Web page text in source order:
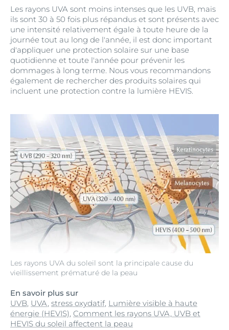
Les rayons UVA sont moins intenses que les UVB, mais
ils sont 30 à 50 fois plus répandus et sont présents avec
une intensité relativement égale à toute heure de la
journée tout au long de l'année, il est donc important
d'appliquer une protection solaire sur une base
quotidienne et toute l'année pour prévenir les
dommages à long terme. Nous vous recommandons
également de rechercher des produits solaires qui
incluent une protection contre la lumière HEVIS.
Les rayons UVA du soleil sont la principale cause du
vieillissement prématuré de la peau
En savoir plus sur
UVB, UVA, stress oxydatif, Lumière visible à haute
énergie (HEVIS), Comment les rayons UVA, UVB et
HEVIS du soleil affectent la peau